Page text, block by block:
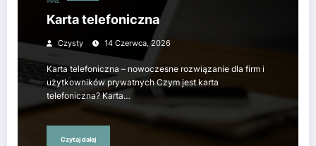
Karta telefoniczna
Czysty 14 Czerwca, 2026
Karta telefoniczna – nowoczesne rozwiązanie dla firm i
użytkowników prywatnych Czym jest karta
telefoniczna? Karta…
Czytaj dalej